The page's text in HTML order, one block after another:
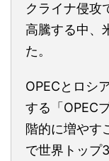
クライナ侵攻
高騰する中、
た。
OPECとロシ
する「OPEC
階的に増やす
で世界トップ